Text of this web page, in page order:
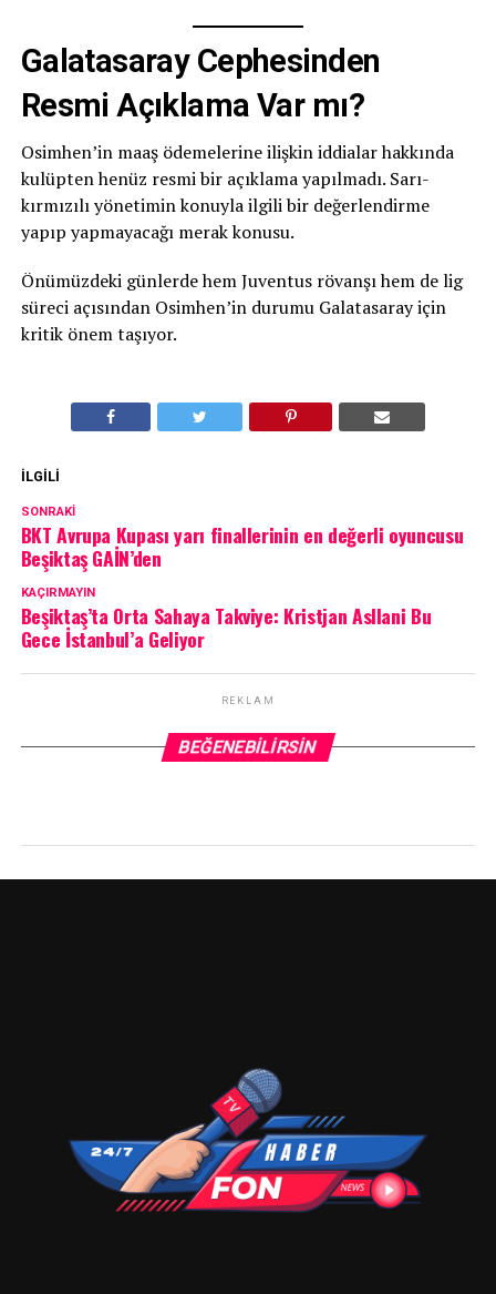
Galatasaray Cephesinden
Resmi Açıklama Var mı?
Osimhen’in maaş ödemelerine ilişkin iddialar hakkında
kulüpten henüz resmi bir açıklama yapılmadı. Sarı-
kırmızılı yönetimin konuyla ilgili bir değerlendirme
yapıp yapmayacağı merak konusu.
Önümüzdeki günlerde hem Juventus rövanşı hem de lig
süreci açısından Osimhen’in durumu Galatasaray için
kritik önem taşıyor.
İLGILI
SONRAKI
BKT Avrupa Kupası yarı finallerinin en değerli oyuncusu
Beşiktaş GAİN’den
KAÇIRMAYIN
Beşiktaş’ta Orta Sahaya Takviye: Kristjan Asllani Bu
Gece İstanbul’a Geliyor
REKLAM
BEĞENEBILIRSIN